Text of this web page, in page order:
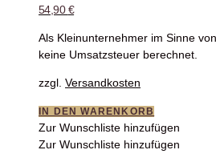
54,90€
Als Kleinunternehmer im Sinne
keine Umsatzsteuer berechnet.
zzgl. Versandkosten
IN DEN WARENKORB
Zur Wunschliste hinzufügen
Zur Wunschliste hinzufügen